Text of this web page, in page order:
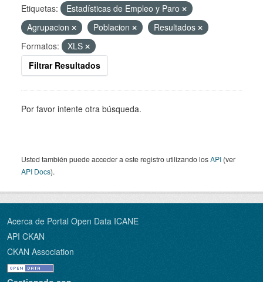
Etiquetas:
Estadísticas de Empleo y Paro
Agrupacion
Poblacion
Resultados
Formatos:
XLS
Filtrar Resultados
Por favor intente otra búsqueda.
Usted también puede acceder a este registro utilizando losAPI (ver
API Docs).
Acerca de Portal Open Data ICANE
API CKAN
CKAN Association